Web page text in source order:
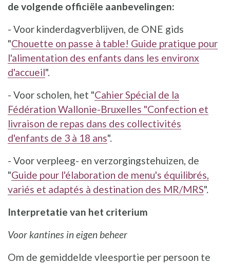
de volgende officiële aanbevelingen:
- Voor kinderdagverblijven, de ONE gids
"Chouette on passe à table! Guide pratique pour
l'alimentation des enfants dans les environx
d'accueil".
- Voor scholen, het "Cahier Spécial de la
Fédération Wallonie-Bruxelles "Confection et
livraison de repas dans des collectivités
d'enfants de 3 à 18 ans".
- Voor verpleeg- en verzorgingstehuizen, de
"Guide pour l'élaboration de menu's équilibrés,
variés et adaptés à destination des MR/MRS".
Interpretatie van het criterium
Voor kantines in eigen beheer
Om de gemiddelde vleesportie per persoon te